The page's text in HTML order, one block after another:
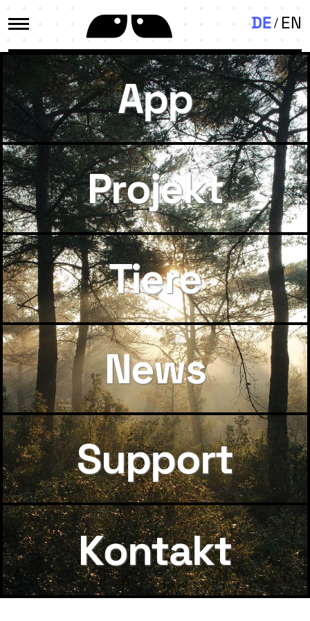
DE EN
App
Projekt
Tiere
News
Support
Kontakt